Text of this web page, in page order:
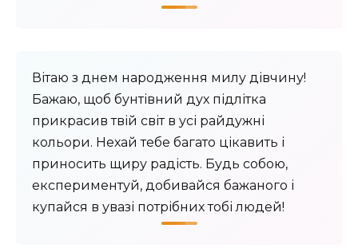
Вітаю з днем ​​народження милу дівчину!
Бажаю, щоб бунтівний дух підлітка
прикрасив твій світ в усі райдужні
кольори. Нехай тебе багато цікавить і
приносить щиру радість. Будь собою,
експериментуй, добивайся бажаного і
купайся в увазі потрібних тобі людей!